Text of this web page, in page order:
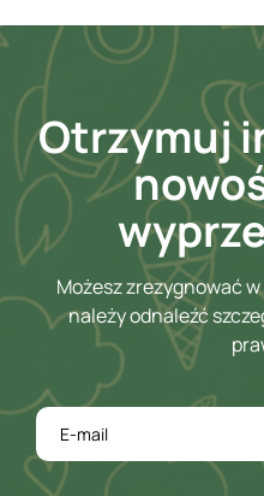
Otrzymuj
Możesz zrezygnować
należy odnaleźć